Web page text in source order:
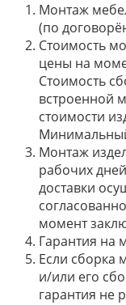
Монтаж
(по
Стоимость
цены на
Стоимость
встроенной
стоимости
Монтаж
рабочих
доставки
момент
Гарантия на
Если сборка
и/или его
гарантия не